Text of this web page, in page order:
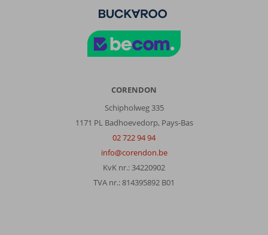
CORENDON
Schipholweg 335
1171 PL Badhoevedorp, Pays-Bas
02 722 94 94
info@corendon.be
KvK nr.: 34220902
TVA nr.: 814395892 B01